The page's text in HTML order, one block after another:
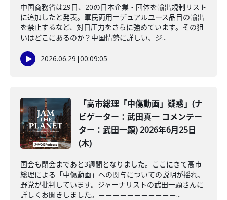
中国商務省は29日、20の日本企業・団体を輸出規制リスト
に追加したと発表。軍民両用＝デュアルユース品目の輸出
を禁止するなど、対日圧力をさらに強めています。その狙
いはどこにあるのか？中国情勢に詳しい、ジ...
2026.06.29 |00:09:05
「高市総理「中傷動画」疑惑」(ナ
ビゲーター：武田真一 コメンテー
ター：武田一顕) 2026年6月25日
(木)
国会も閉会まであと3週間となりました。ここにきて高市
総理による「中傷動画」への関与についての説明が揺れ、
野党が批判しています。ジャーナリストの武田一顕さんに
詳しくお聞きしました。＝＝＝＝＝＝＝＝＝＝＝...